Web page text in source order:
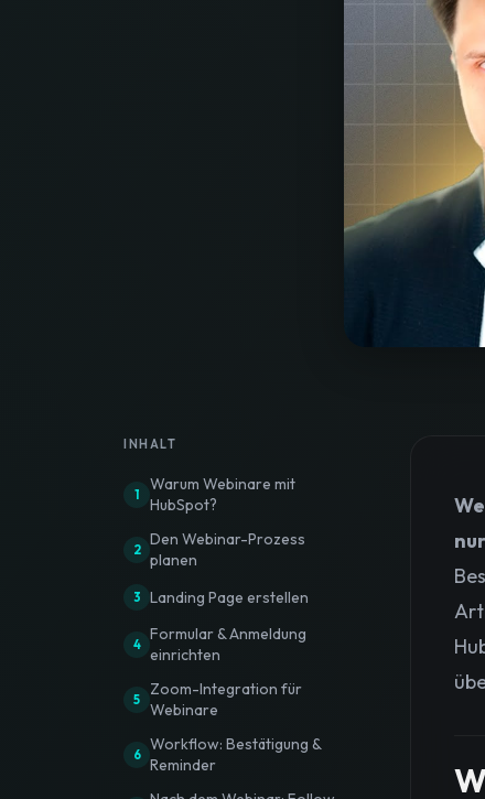
INHALT
1
Warum Webinare mit
HubSpot?
2
Den Webinar-Prozess
planen
3 Landing Page erstellen
4
Formular & Anmeldung
einrichten
5
Zoom-Integration für
Webinare
6
Workflow: Bestätigung &
Reminder